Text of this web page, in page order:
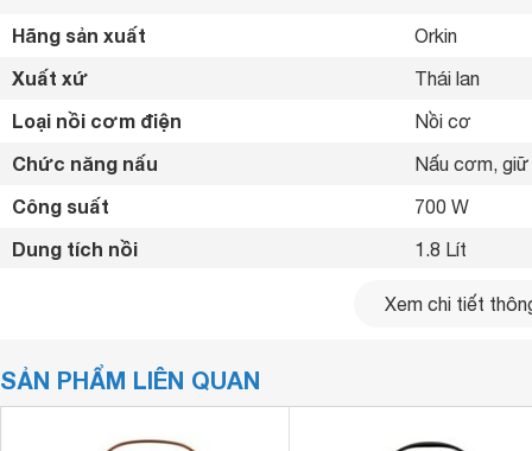
Hãng sản xuất Orkin
Xuất xứ Thái lan
Loại nồi cơm điện Nồi cơ
Chức năng nấu Nấu cơm,
Công suất 700 W
Dung tích nồi 1.8 Lít
4-6 Người
Điều khiển
Xem chi tiết
SẢN PHẨM LIÊN QUAN